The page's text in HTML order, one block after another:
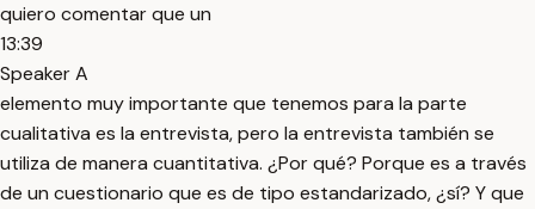
quiero comentar que un
13:39
Speaker A
elemento muy importante que tenemos para la parte
cualitativa es la entrevista, pero la entrevista también se
utiliza de manera cuantitativa. ¿Por qué? Porque es a través
de un cuestionario que es de tipo estandarizado, ¿sí? Y que